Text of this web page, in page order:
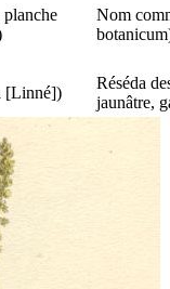
Nom
botanicum
[Linné])
Réséda
jaunâtre,